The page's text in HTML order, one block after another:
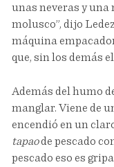
unas neveras y una
molusco”, dijo
máquina
que, sin los demás
Además del humo
manglar. Viene de
encendió en un
tapaode pescado
pescado eso es